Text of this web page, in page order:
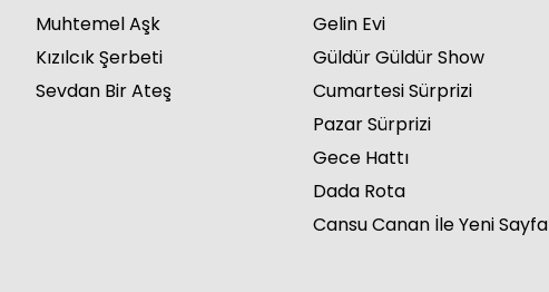
Muhtemel Aşk
Kızılcık Şerbeti
Sevdan Bir Ateş
Gelin Evi
Güldür Güldür Show
Cumartesi Sürprizi
Pazar Sürprizi
Gece Hattı
Dada Rota
Cansu Canan İle Yeni Sayfa